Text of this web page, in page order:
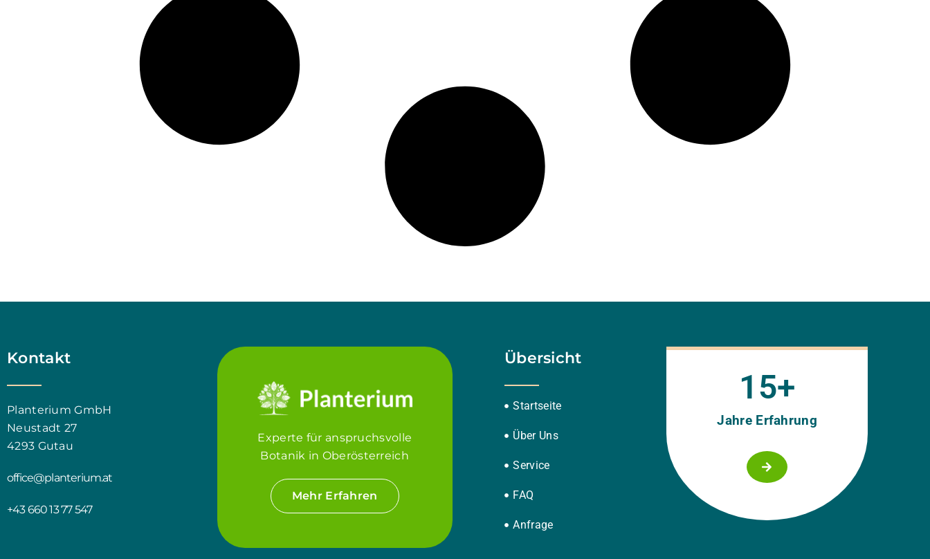
Kontakt
Planterium GmbH
Neustadt 27
4293 Gutau
office@planterium.at
+43 660 13 77 547
Experte für anspruchsvolle
Botanik in Oberösterreich
Mehr Erfahren
Übersicht
Startseite
Über Uns
Service
FAQ
Anfrage
Jahre Erfahrung
15+